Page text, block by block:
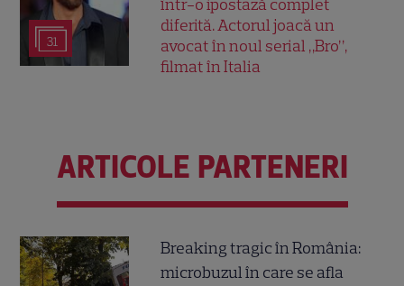
31
într-o ipostază complet
diferită. Actorul joacă un
avocat în noul serial „Bro”,
filmat în Italia
ARTICOLE PARTENERI
Breaking tragic în România:
microbuzul în care se afla